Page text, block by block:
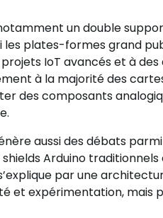
un double
plates-formes grand
IoT avancés et à
à la majorité des
des composants
aussi des débats
Arduino
par une
et expérimentation, mais